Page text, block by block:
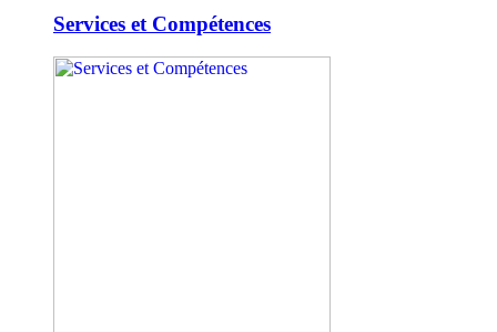
Services et Compétences